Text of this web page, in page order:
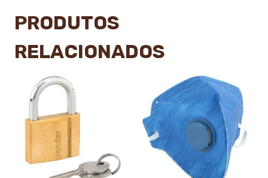
PRODUTOS
RELACIONADOS